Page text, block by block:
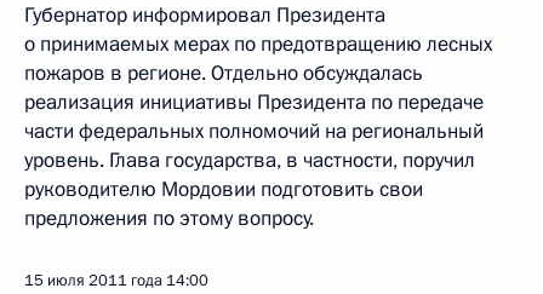
Губернатор информировал Президента
о принимаемых мерах по предотвращению лесных
пожаров в регионе. Отдельно обсуждалась
реализация инициативы Президента по передаче
части федеральных полномочий на региональный
уровень. Глава государства, в частности, поручил
руководителю Мордовии подготовить свои
предложения по этому вопросу.
15 июля 2011 года 14:00